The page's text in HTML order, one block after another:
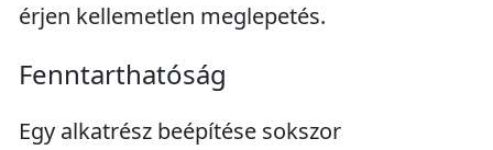
érjen kellemetlen meglepetés.
Fenntarthatóság
Egy alkatrész beépítése sokszor